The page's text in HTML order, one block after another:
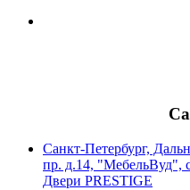
Санкт-Петербург,
пр. д.14, "МебельВуд",
Двери PRESTIGE